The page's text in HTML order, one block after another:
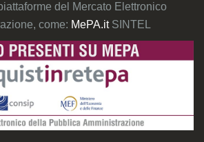
del Mercato Elettronico
come: MePA.it SINTEL